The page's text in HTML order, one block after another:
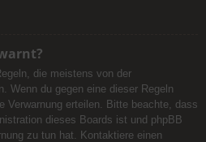
die meistens von der
Wenn du gegen eine dieser Regeln
Verwarnung erteilen. Bitte beachte, dass
dieses Boards ist und phpBB
zu tun hat. Kontaktiere einen